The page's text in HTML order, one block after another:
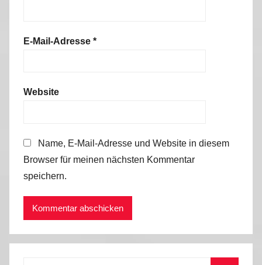
E-Mail-Adresse *
Website
Name, E-Mail-Adresse und Website in diesem
Browser für meinen nächsten Kommentar
speichern.